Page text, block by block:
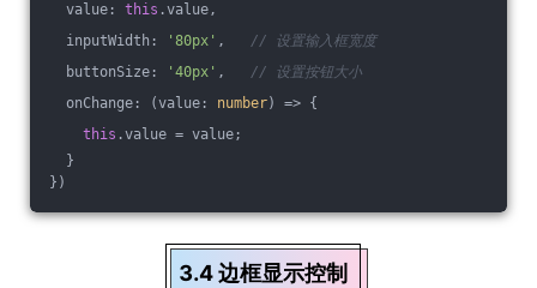
value: this .value,
inputWidth:
'80px' , // 设置输入框宽度
buttonSize:
'40px' , // 设置按钮大小
onChange:
(value: number) => {
this .value = value;
}
})
3.4 边框显示控制